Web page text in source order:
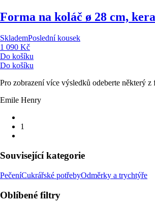
Forma na koláč ø 28 cm,
SklademPoslední kousek
1 090 Kč
Do košíku
Do košíku
Pro zobrazení více výsledků odeberte některý z
Emile Henry
1
Související kategorie
PečeníCukrářské potřebyOdměrky a trychtýře
Oblíbené filtry